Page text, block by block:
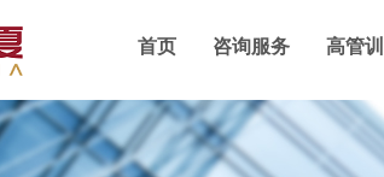
首页 咨询服务 高管